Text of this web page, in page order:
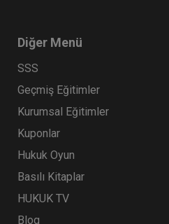
Diğer Menü
SSS
Geçmiş Eğitimler
Kurumsal Eğitimler
Kuponlar
Hukuk Oyun
Basılı Kitaplar
HUKUK TV
Blog